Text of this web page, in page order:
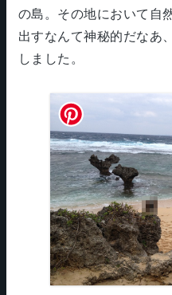
の島。その地において自
出すなんて神秘的だなあ
しました。